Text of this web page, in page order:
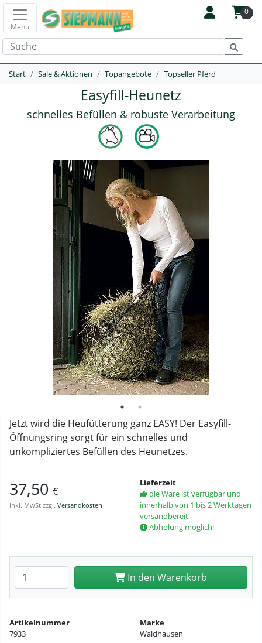
0
Menü
Start Sale & Aktionen Topangebote Topseller Pferd
Easyfill-Heunetz
schnelles Befüllen & robuste Verarbeitung
Jetzt wird die Heufütterung ganz EASY! Der Easyfill-
Öffnungsring sorgt für ein schnelles und
unkompliziertes Befüllen des Heunetzes.
37,50 €
inkl. MwSt zzgl. Versandkosten
Lieferzeit
die Ware ist verfügbar und
innerhalb von 1 bis 2 Werktagen
versandbereit
Abholung möglich!
Anzahl eingeben In den Warenkorb
Artikelnummer
7933
Marke
Waldhausen